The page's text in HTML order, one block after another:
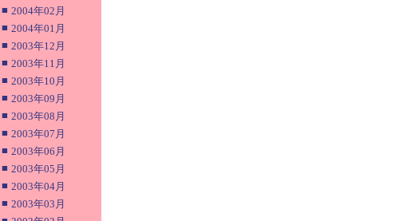
■ 2004年02月
■ 2004年01月
■ 2003年12月
■ 2003年11月
■ 2003年10月
■ 2003年09月
■ 2003年08月
■ 2003年07月
■ 2003年06月
■ 2003年05月
■ 2003年04月
■ 2003年03月